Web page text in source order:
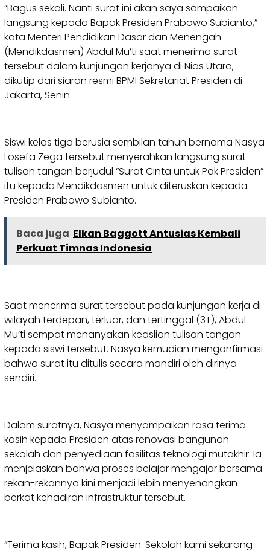
“Bagus sekali. Nanti surat ini akan saya sampaikan
langsung kepada Bapak Presiden Prabowo Subianto,”
kata Menteri Pendidikan Dasar dan Menengah
(Mendikdasmen) Abdul Mu’ti saat menerima surat
tersebut dalam kunjungan kerjanya di Nias Utara,
dikutip dari siaran resmi BPMI Sekretariat Presiden di
Jakarta, Senin.
Siswi kelas tiga berusia sembilan tahun bernama Nasya
Losefa Zega tersebut menyerahkan langsung surat
tulisan tangan berjudul “Surat Cinta untuk Pak Presiden”
itu kepada Mendikdasmen untuk diteruskan kepada
Presiden Prabowo Subianto.
Baca juga Elkan Baggott Antusias Kembali
Perkuat Timnas Indonesia
Saat menerima surat tersebut pada kunjungan kerja di
wilayah terdepan, terluar, dan tertinggal (3T), Abdul
Mu’ti sempat menanyakan keaslian tulisan tangan
kepada siswi tersebut. Nasya kemudian mengonfirmasi
bahwa surat itu ditulis secara mandiri oleh dirinya
sendiri.
Dalam suratnya, Nasya menyampaikan rasa terima
kasih kepada Presiden atas renovasi bangunan
sekolah dan penyediaan fasilitas teknologi mutakhir. Ia
menjelaskan bahwa proses belajar mengajar bersama
rekan-rekannya kini menjadi lebih menyenangkan
berkat kehadiran infrastruktur tersebut.
“Terima kasih, Bapak Presiden. Sekolah kami sekarang